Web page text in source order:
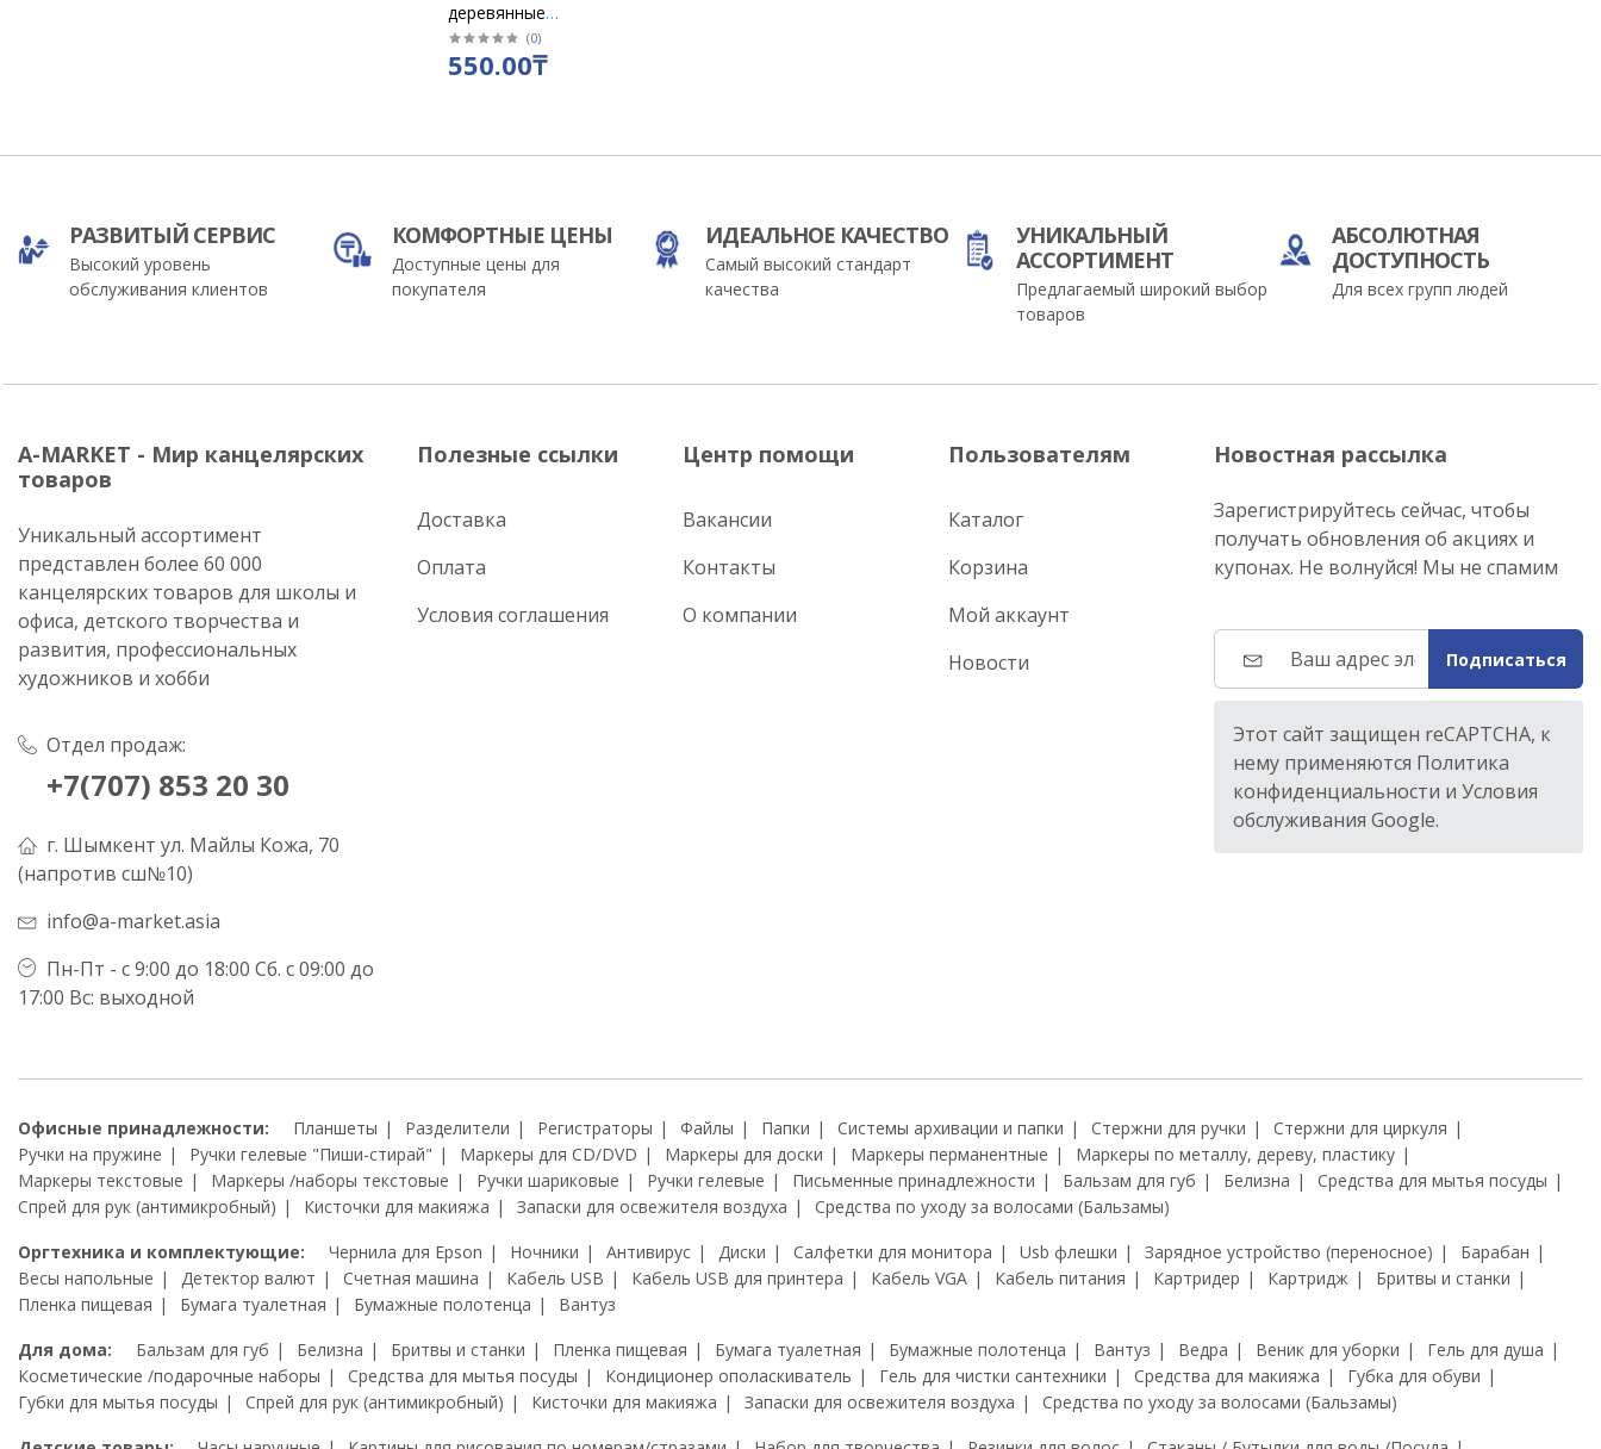
деревянные
"Хозяюшка Мила" в
баночке /200
(0)
550.00₸
РАЗВИТЫЙ СЕРВИС
Высокий уровень
обслуживания клиентов
КОМФОРТНЫЕ ЦЕНЫ
Доступные цены для
покупателя
ИДЕАЛЬНОЕ КАЧЕСТВО
Самый высокий стандарт
качества
УНИКАЛЬНЫЙ
АССОРТИМЕНТ
Предлагаемый широкий выбор
товаров
АБСОЛЮТНАЯ
ДОСТУПНОСТЬ
Для всех групп людей
A-MARKET - Мир канцелярских
товаров
Уникальный ассортимент
представлен более 60 000
канцелярских товаров для школы и
офиса, детского творчества и
развития, профессиональных
художников и хобби
Отдел продаж:
+7(707) 853 20 30
г. Шымкент ул. Майлы Кожа, 70
(напротив сш№10)
info@a-market.asia
Пн-Пт - с 9:00 до 18:00 Сб. с 09:00 до
17:00 Вс: выходной
Полезные ссылки
Доставка
Оплата
Условия соглашения
Центр помощи
Вакансии
Контакты
О компании
Пользователям
Каталог
Корзина
Мой аккаунт
Новости
Новостная рассылка
Зарегистрируйтесь сейчас, чтобы
получать обновления об акциях и
купонах. Не волнуйся! Мы не спамим
Подписаться
Этот сайт защищен reCAPTCHA, к
нему применяются Политика
конфиденциальности и Условия
обслуживания Google.
Офисные принадлежности: Планшеты Разделители Регистраторы Файлы Папки Системы архивации и папки Стержни для ручки
Стержни для циркуля
Ручки на пружине
Ручки гелевые "Пиши-стирай" Маркеры для CD/DVD Маркеры для доски Маркеры перманентные
Маркеры по металлу, дереву, пластику
Маркеры текстовые
Маркеры /наборы текстовые Ручки шариковые Ручки гелевые Письменные принадлежности Бальзам для губ Белизна
Средства для мытья посуды
Спрей для рук (антимикробный)
Кисточки для макияжа Запаски для освежителя воздуха
Средства по уходу за волосами (Бальзамы)
Оргтехника и комплектующие:
Чернила для Epson Ночники Антивирус Диски Салфетки для монитора Usb флешки Зарядное устройство (переносное)
Барабан
Весы напольные
Детектор валют Счетная машина Кабель USB Кабель USB для принтера Кабель VGA Кабель питания Картридер Картридж
Бритвы и станки
Пленка пищевая
Бумага туалетная Бумажные полотенца
Вантуз
Для дома:
Бальзам для губ Белизна Бритвы и станки Пленка пищевая Бумага туалетная Бумажные полотенца Вантуз Ведра Веник для уборки
Гель для душа
Косметические /подарочные наборы
Средства для мытья посуды Кондиционер ополаскиватель Гель для чистки сантехники Средства для макияжа
Губка для обуви
Губки для мытья посуды
Спрей для рук (антимикробный) Кисточки для макияжа Запаски для освежителя воздуха
Средства по уходу за волосами (Бальзамы)